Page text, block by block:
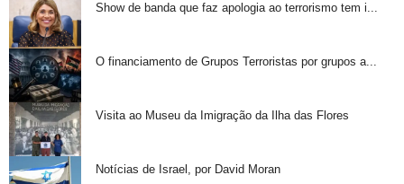
Show de banda que faz apologia ao terrorismo tem i...
O financiamento de Grupos Terroristas por grupos a...
Visita ao Museu da Imigração da Ilha das Flores
Notícias de Israel, por David Moran